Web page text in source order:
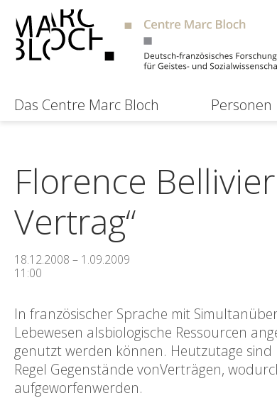
Das Centre Marc Bloch Personen
Florence
Vertrag“
18.12.2008 – 1.09.2009
11:00
In französischer Sprache mit
Lebewesen alsbiologische Ressourcen
genutzt werden können. Heutzutage
Regel Gegenstände vonVerträgen,
aufgeworfenwerden.